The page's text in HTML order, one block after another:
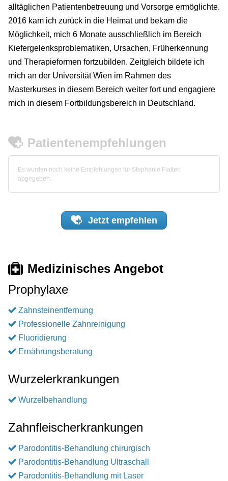
alltäglichen Patientenbetreuung und Vorsorge ermöglichte.
2016 kam ich zurück in die Heimat und bekam die
Möglichkeit, mich 6 Monate ausschließlich im Bereich
Kiefergelenksproblematiken, Ursachen, Früherkennung
und Therapieformen fortzubilden. Zeitgleich bildete ich
mich an der Universität Wien im Rahmen des
Masterkurses in diesem Bereich weiter fort und engagiere
mich in diesem Fortbildungsbereich in Deutschland.
Patientenempfehlungen
Es wurden noch keine Empfehlungen für Stephanie Flatten
abgegeben.
Jetzt empfehlen
Medizinisches Angebot
Prophylaxe
Zahnsteinentfernung
Professionelle Zahnreinigung
Fluoridierung
Ernährungsberatung
Wurzelerkrankungen
Wurzelbehandlung
Zahnfleischerkrankungen
Parodontitis-Behandlung chirurgisch
Parodontitis-Behandlung Ultraschall
Parodontitis-Behandlung mit Laser